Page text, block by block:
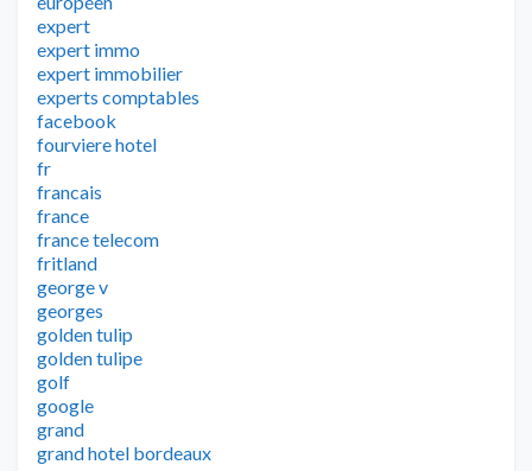
expert
expert immo
expert immobilier
experts comptables
facebook
fourviere hotel
fr
francais
france
france telecom
fritland
george v
georges
golden tulip
golden tulipe
golf
google
grand
grand hotel bordeaux